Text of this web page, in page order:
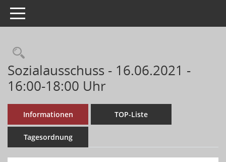
Toggle navigation
Sozialausschuss - 16.06.2021 -
16:00-18:00 Uhr
Informationen TOP-Liste
Tagesordnung